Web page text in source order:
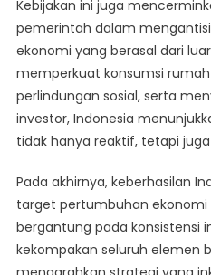
Kebijakan ini juga
pemerintah dalam
ekonomi yang berasal dari
memperkuat konsumsi
perlindungan sosial, serta
investor, Indonesia
tidak hanya reaktif, tetapi
Pada akhirnya, keberhasilan
target pertumbuhan ekonomi
bergantung pada konsistensi
kekompakan seluruh elemen